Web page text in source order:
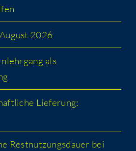
2026
als
Lie­fe­rung:
Rest­nut­zungs­dau­er bei